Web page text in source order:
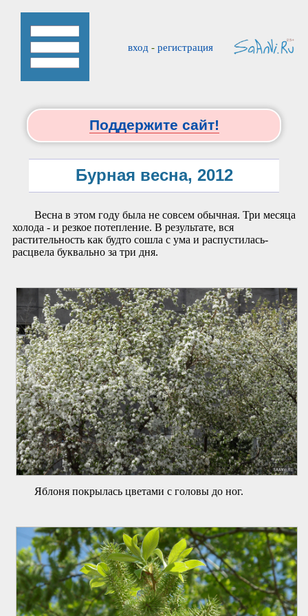
вход - регистрация
Поддержите сайт!
Бурная весна, 2012
Весна в этом году была не совсем обычная. Три месяца
холода - и резкое потепление. В результате, вся
растительность как будто сошла с ума и распустилась-
расцвела буквально за три дня.
Яблоня покрылась цветами с головы до ног.